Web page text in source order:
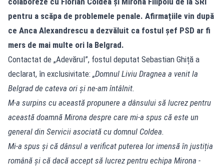
pentru a scăpa de problemele penale. Afirmațiile vin după
ce Anca Alexandrescu a dezvăluit ca fostul șef PSD ar fi
mers de mai multe ori la Belgrad.
Contactat de „Adevărul”, fostul deputat Sebastian Ghiță a
declarat, în exclusivitate: „Domnul Liviu Dragnea a venit la
Belgrad de cateva ori și ne-am întâlnit.
M-a surpins cu această propunere a dânsului să lucrez pentru
această doamnă Mirona despre care mi-a spus că este un
general din Servicii asociată cu domnul Coldea.
Mi-a spus și că dânsul a verificat puterea lor imensă în justiția
română și că dacă accept să lucrez pentru echipa Mirona -